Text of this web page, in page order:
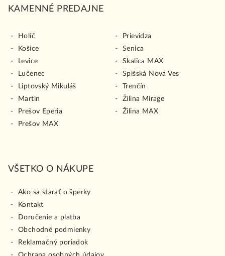
KAMENNÉ PREDAJNE
Holíč
Košice
Levice
Lučenec
Liptovský Mikuláš
Martin
Prešov Eperia
Prešov MAX
Prievidza
Senica
Skalica MAX
Spišská Nová Ves
Trenčín
Žilina Mirage
Žilina MAX
VŠETKO O NÁKUPE
Ako sa starať o šperky
Kontakt
Doručenie a platba
Obchodné podmienky
Reklamačný poriadok